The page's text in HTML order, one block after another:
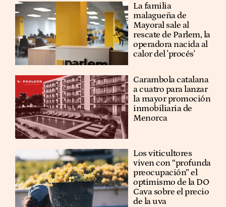
La familia
malagueña de
Mayoral sale al
rescate de Parlem, la
operadora nacida al
calor del 'procés'
Carambola catalana
a cuatro para lanzar
la mayor promoción
inmobiliaria de
Menorca
Los viticultores
viven con “profunda
preocupación” el
optimismo de la DO
Cava sobre el precio
de la uva